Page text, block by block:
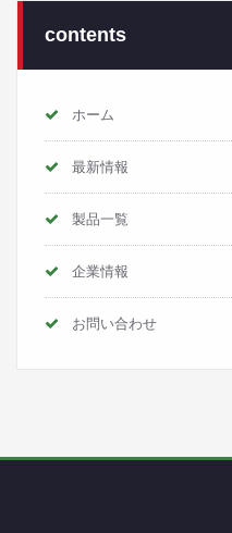
contents
ホーム
最新情報
製品一覧
企業情報
お問い合わせ